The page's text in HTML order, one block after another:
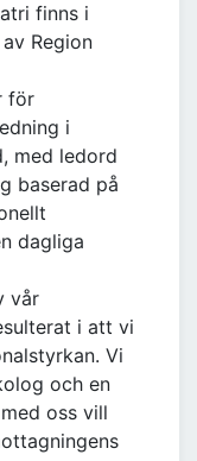
finns i
Region
för
i
med ledord
baserad på
dagliga
vår
i att vi
Vi
och en
oss vill